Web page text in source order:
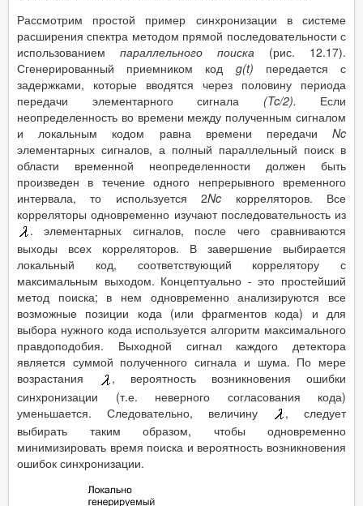
Рассмотрим простой пример синхронизации в системе
расширения спектра методом прямой последовательности с
использованием параллельного поиска (рис. 12.17).
Сгенерированный приемником код g(t) передается с
задержками, которые вводятся через половину периода
передачи элементарного сигнала (Tc/2). Если
неопределенность во времени между полученным сигналом
и локальным кодом равна времени передачи Nc
элементарных сигналов, а полный параллельный поиск в
области временной неопределенности должен быть
произведен в течение одного непрерывного временного
интервала, то используется 2Nc корреляторов. Все
корреляторы одновременно изучают последовательность из
. элементарных сигналов, после чего сравниваются
выходы всех корреляторов. В завершение выбирается
локальный код, соответствующий коррелятору с
максимальным выходом. Концептуально - это простейший
метод поиска; в нем одновременно анализируются все
возможные позиции кода (или фрагментов кода) и для
выбора нужного кода используется алгоритм максимального
правдоподобия. Выходной сигнал каждого детектора
является суммой полученного сигнала и шума. По мере
возрастания
, вероятность возникновения ошибки
синхронизации (т.е. неверного согласования кода)
уменьшается. Следовательно, величину
, следует
выбирать таким образом, чтобы одновременно
минимизировать время поиска и вероятность возникновения
ошибок синхронизации.